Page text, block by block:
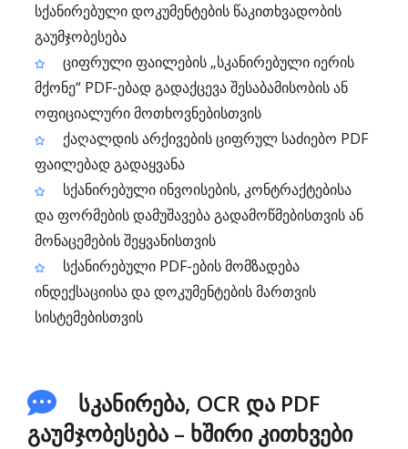
სქანირებული დოკუმენტების წაკითხვადობის
გაუმჯობესება
ციფრული ფაილების „სკანირებული იერის
მქონე“ PDF-ებად გადაქცევა შესაბამისობის ან
ოფიციალური მოთხოვნებისთვის
ქაღალდის არქივების ციფრულ საძიებო PDF
ფაილებად გადაყვანა
სქანირებული ინვოისების, კონტრაქტებისა
და ფორმების დამუშავება გადამოწმებისთვის ან
მონაცემების შეყვანისთვის
სქანირებული PDF-ების მომზადება
ინდექსაციისა და დოკუმენტების მართვის
სისტემებისთვის
სკანირება, OCR და PDF
გაუმჯობესება – ხშირი კითხვები